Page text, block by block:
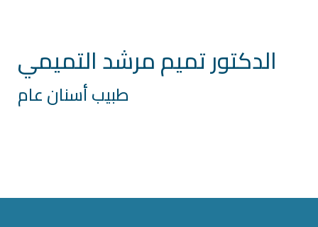
الدكتور تميم مرشد التميمي
طبيب أسنان عام